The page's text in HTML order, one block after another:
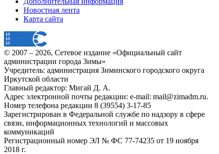
Новостная лента
Карта сайта
© 2007 – 2026, Сетевое издание «Официальный сайт
администрации города Зимы»
Учредитель: администрация Зиминского городского округа
Иркутской области
Главный редактор: Мигай Д. А.
Адрес электронной почты редакции: e-mail: mail@zimadm.ru.
Номер телефона редакции 8 (39554) 3-17-85
Зарегистрирован в Федеральной службе по надзору в сфере
связи, информационных технологий и массовых
коммуникаций
Регистрационный номер ЭЛ № ФС 77-74235 от 19 ноября
2018 г.